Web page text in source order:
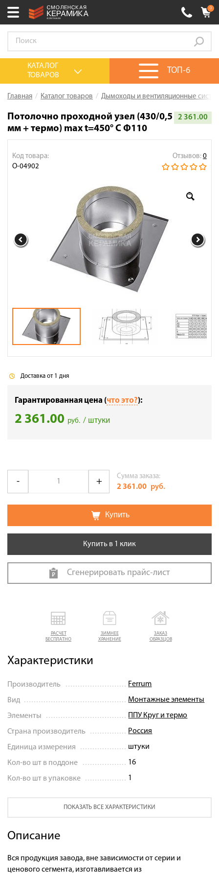
Выберите ваш город:
+7 (4812) 548-777
0 товаров на сумму0.00руб.
Акции
О компании
Сервис
Галерея объектов
0
ТОП-6
КАТАЛОГ
ТОВАРОВ
Главная Каталог товаров Дымоходы и вентиляционные
Потолочно проходной узел (430/0,5
мм + термо) max t=450° C Ф110
2 361.00
Отзывов: 0
Код товара:
О-04902
РАСЧЕТ
БЕСПЛАТНО
ЗИМНЕЕ
ХРАНЕНИЕ
ЗАКАЗ
ОБРАЗЦОВ
Характеристики
Производитель Ferrum
Вид Монтажные элементы
Элементы ППУ Круг и термо
Страна производитель Россия
Единица измерения штуки
Кол-во шт в поддоне 16
Кол-во шт в упаковке 1
ПОКАЗАТЬ ВСЕ ХАРАКТЕРИСТИКИ
Описание
Вся продукция завода, вне зависимости от серии и
ценового сегмента, изготавливается из
Доставка от 1 дня
Гарантированная цена (что это?):
2 361.00 руб. / штуки
Сумма заказа:
2 361.00 руб.
Купить
Купить в 1 клик
Сгенерировать прайс-лист